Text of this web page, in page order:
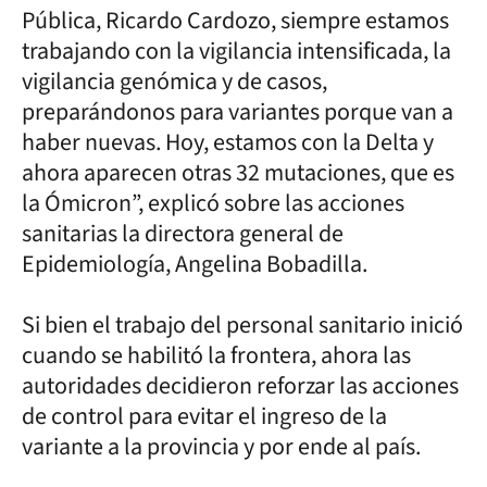
Pública, Ricardo Cardozo, siempre estamos
trabajando con la vigilancia intensificada, la
vigilancia genómica y de casos,
preparándonos para variantes porque van a
haber nuevas. Hoy, estamos con la Delta y
ahora aparecen otras 32 mutaciones, que es
la Ómicron”, explicó sobre las acciones
sanitarias la directora general de
Epidemiología, Angelina Bobadilla.
Si bien el trabajo del personal sanitario inició
cuando se habilitó la frontera, ahora las
autoridades decidieron reforzar las acciones
de control para evitar el ingreso de la
variante a la provincia y por ende al país.